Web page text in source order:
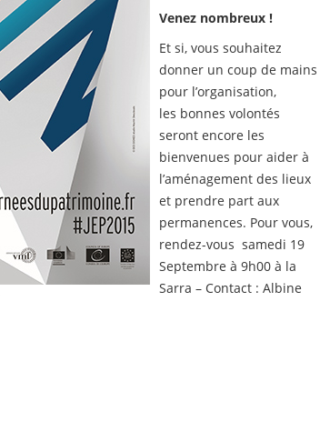
Venez nombreux !
Et si, vous souhaitez
donner un coup de mains
pour l’organisation,
les bonnes volontés
seront encore les
bienvenues pour aider à
l’aménagement des lieux
et prendre part aux
permanences. Pour vous,
rendez-vous samedi 19
Septembre à 9h00 à la
Sarra – Contact : Albine